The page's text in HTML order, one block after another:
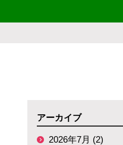
ポスター
アーカイブ
2026年7月 (2)